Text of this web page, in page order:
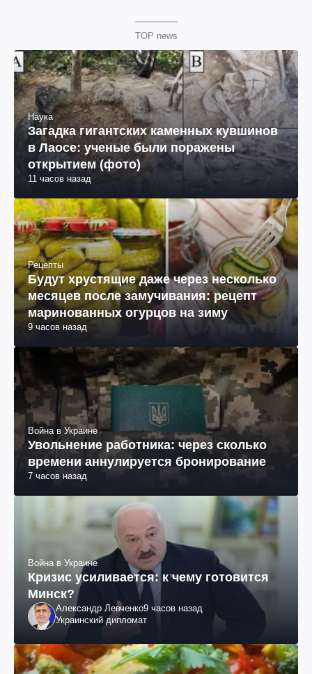
TOP news
Наука
Загадка гигантских каменных кувшинов
в Лаосе: ученые были поражены
открытием (фото)
11 часов назад
Рецепты
Будут хрустящие даже через несколько
месяцев после замучивания: рецепт
маринованных огурцов на зиму
9 часов назад
Война в Украине
Увольнение работника: через сколько
времени аннулируется бронирование
7 часов назад
Война в Украине
Кризис усиливается: к чему готовится
Минск?
Александр Левченко9 часов назад
Украинский дипломат